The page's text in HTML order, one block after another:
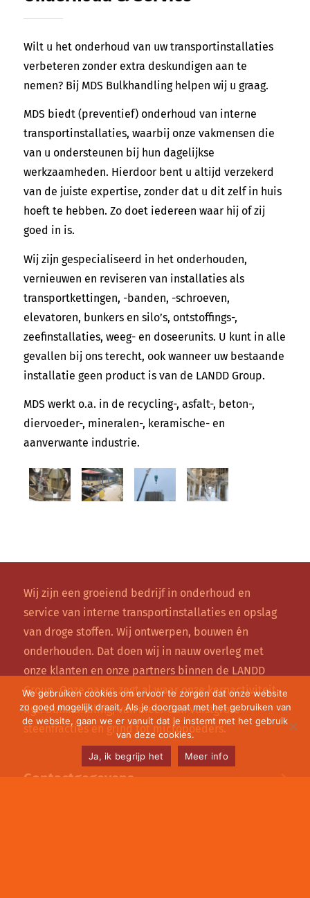
Wilt u het onderhoud van uw transportinstallaties
verbeteren zonder extra deskundigen aan te
nemen? Bij MDS Bulkhandling helpen wij u graag.
MDS biedt (preventief) onderhoud van interne
transportinstallaties, waarbij onze vakmensen die
van u ondersteunen bij hun dagelijkse
werkzaamheden. Hierdoor bent u altijd verzekerd
van de juiste expertise, zonder dat u dit zelf in huis
hoeft te hebben. Zo doet iedereen waar hij of zij
goed in is.
Wij zijn gespecialiseerd in het onderhouden,
vernieuwen en reviseren van installaties als
transportkettingen, -banden, -schroeven,
elevatoren, bunkers en silo’s, ontstoffings-,
zeefinstallaties, weeg- en doseerunits. U kunt in alle
gevallen bij ons terecht, ook wanneer uw bestaande
installatie geen product is van de LANDD Group.
MDS werkt o.a. in de recycling-, asfalt-, beton-,
diervoeder-, mineralen-, keramische- en
aanverwante industrie.
Wij zijn een groeiend bedrijf in onderhoud en
service van interne transportinstallaties en opslag
van droge stoffen. Wij ontwerpen, bouwen én
onderhouden. Dat doen wij in nauw overleg met
onze klanten en onze partners binnen de LANDD
Group. Onze naam zegt al waar onze kernactiviteit
ligt: bulkhandling, van meer dan vuistgrote
steenfracties en grind tot micropoeders.
Contactgegevens
We gebruiken cookies om ervoor te zorgen dat onze website
zo goed mogelijk draait. Als je doorgaat met het gebruiken van
de website, gaan we er vanuit dat je instemt met het gebruik
van deze cookies.
Ja, ik begrijp het
Meer info